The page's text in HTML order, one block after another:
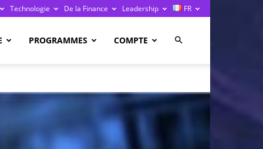
Technologie De la Finance Leadership FR
PROGRAMMES COMPTE